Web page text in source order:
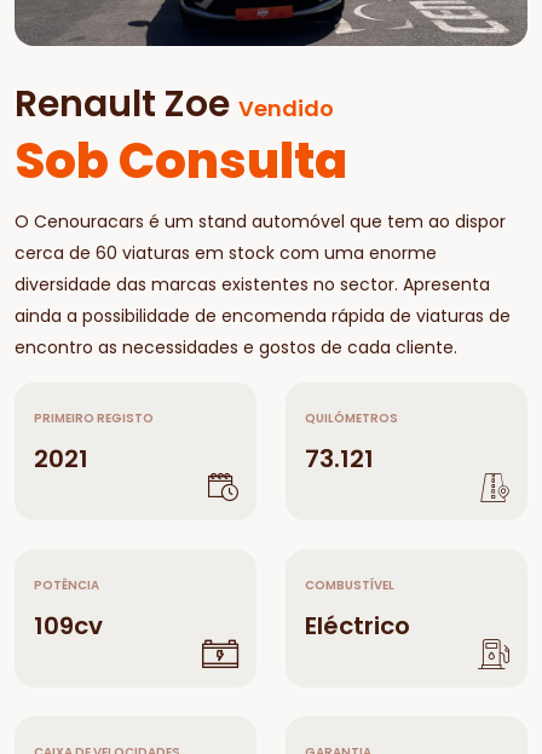
Renault Zoe Vendido
Sob Consulta
O Cenouracars é um stand automóvel que tem ao dispor
cerca de 60 viaturas em stock com uma enorme
diversidade das marcas existentes no sector. Apresenta
ainda a possibilidade de encomenda rápida de viaturas de
encontro as necessidades e gostos de cada cliente.
PRIMEIRO REGISTO
2021
QUILÓMETROS
73.121
POTÊNCIA
109cv
COMBUSTÍVEL
Eléctrico